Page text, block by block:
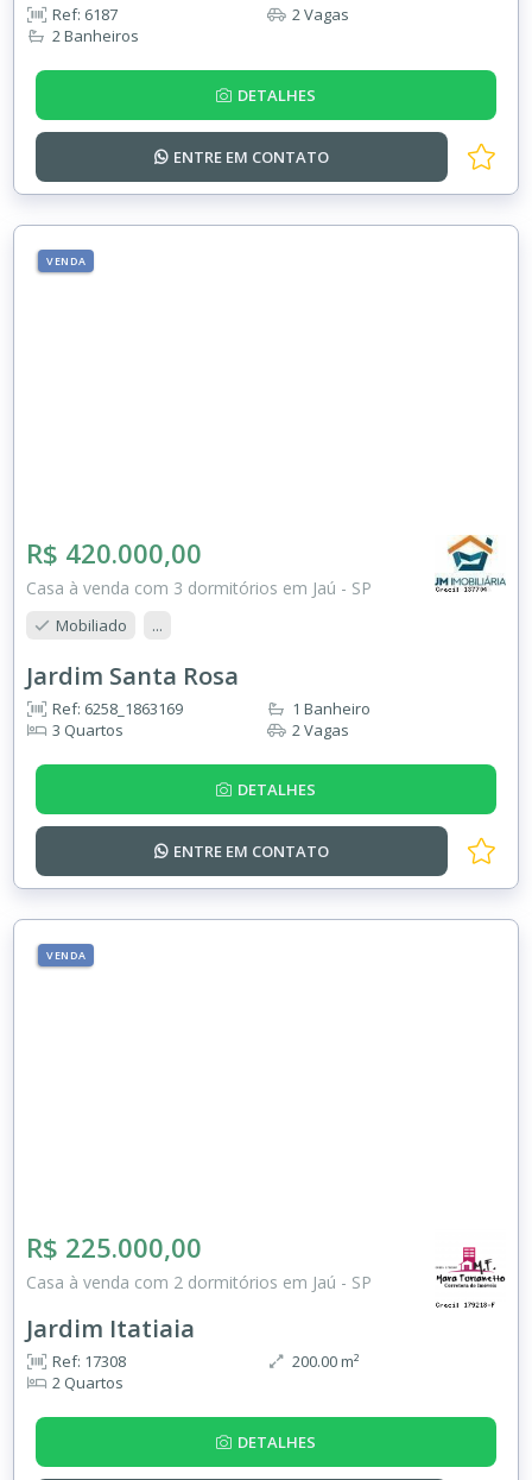
Ref: 6187
2 Banheiros
2 Vagas
DETALHES
ENTRE EM CONTATO
VENDA
R$ 420.000,00
Casa à venda com 3 dormitórios em Jaú - SP
Mobiliado ...
Jardim Santa Rosa
Ref: 6258_1863169
3 Quartos
1 Banheiro
2 Vagas
DETALHES
ENTRE EM CONTATO
VENDA
R$ 225.000,00
Casa à venda com 2 dormitórios em Jaú - SP
Jardim Itatiaia
Ref: 17308
2 Quartos
200.00 m²
DETALHES